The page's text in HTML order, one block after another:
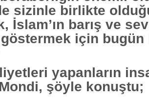
sizinle birlikte
İslam’ın barış ve
için bugün
yapanların
şöyle konuştu;